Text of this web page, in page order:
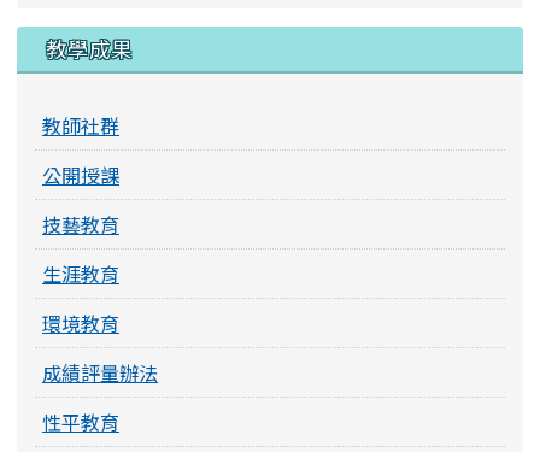
教學成果
教師社群
公開授課
技藝教育
生涯教育
環境教育
成績評量辦法
性平教育